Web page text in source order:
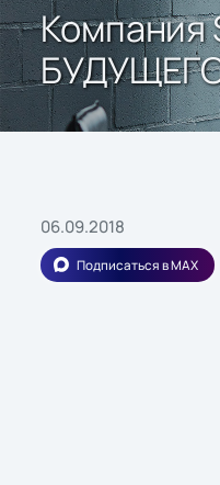
Компания
06.09.2018
Подписаться в MAX